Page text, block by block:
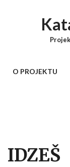
O PROJEKTU
IDZEŠ